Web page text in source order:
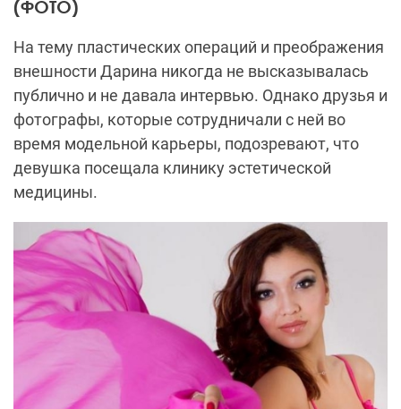
(ФОТО)
На тему пластических операций и преображения
внешности Дарина никогда не высказывалась
публично и не давала интервью. Однако друзья и
фотографы, которые сотрудничали с ней во
время модельной карьеры, подозревают, что
девушка посещала клинику эстетической
медицины.